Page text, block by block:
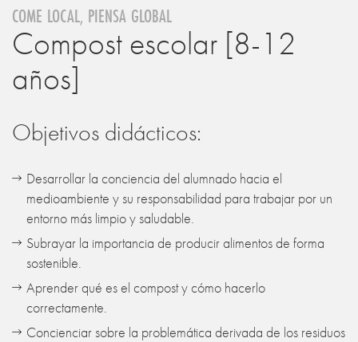
COME LOCAL, PIENSA GLOBAL
Compost escolar [8-12
años]
Objetivos didácticos:
Desarrollar la conciencia del alumnado hacia el
medioambiente y su responsabilidad para trabajar por un
entorno más limpio y saludable.
Subrayar la importancia de producir alimentos de forma
sostenible.
Aprender qué es el compost y cómo hacerlo
correctamente.
Concienciar sobre la problemática derivada de los residuos